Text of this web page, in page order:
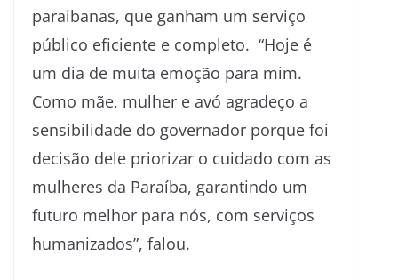
paraibanas, que ganham um serviço
público eficiente e completo. “Hoje é
um dia de muita emoção para mim.
Como mãe, mulher e avó agradeço a
sensibilidade do governador porque foi
decisão dele priorizar o cuidado com as
mulheres da Paraíba, garantindo um
futuro melhor para nós, com serviços
humanizados”, falou.